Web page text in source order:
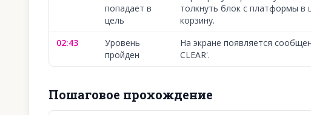
попадает в
цель
толкнуть блок с платформы в
корзину.
02:43
Уровень
пройден
На экране появляется
CLEAR'.
Пошаговое прохождение